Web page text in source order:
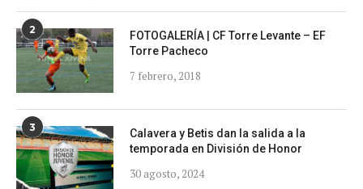
2
FOTOGALERÍA | CF Torre Levante – EF
Torre Pacheco
7 febrero, 2018
3
Calavera y Betis dan la salida a la
temporada en División de Honor
30 agosto, 2024